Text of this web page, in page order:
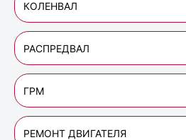
КОЛЕНВАЛ
РАСПРЕДВАЛ
ГРМ
РЕМОНТ ДВИГАТЕЛЯ